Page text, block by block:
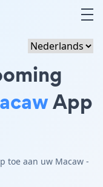
App
toe aan uw Macaw -